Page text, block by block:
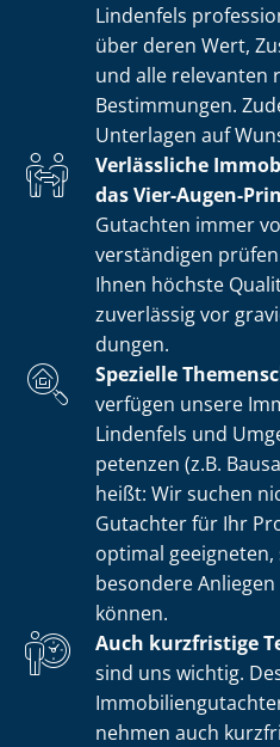
Lindenfels
über deren Wert,
und alle relevanten
Bestimmungen.
Unterlagen auf
Verlässliche
das Vier-Augen-
Gutachten immer
ver­stän­di­gen
Ihnen höchste
zuverlässig vor
dun­gen.
Spezielle
verfügen unsere
Lindenfels und
pe­ten­zen (z.B.
heißt: Wir suchen
Gutachter für Ihr
optimal geeigneten,
besondere
können.
Auch kurzfristige
sind uns wichtig.
nehmen auch